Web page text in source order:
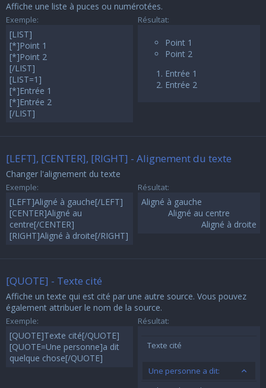
Affiche une liste à puces ou numérotées.
Exemple:
[LIST]
[*]Point 1
[*]Point 2
[/LIST]
[LIST=1]
[*]Entrée 1
[*]Entrée 2
[/LIST]
Résultat:
Point 1
Point 2
Entrée 1
Entrée 2
[LEFT], [CENTER], [RIGHT] - Alignement du texte
Changer l'alignement du texte
Exemple:
[LEFT]Aligné à gauche[/LEFT]
[CENTER]Aligné au
centre[/CENTER]
[RIGHT]Aligné à droite[/RIGHT]
Résultat:
Aligné à gauche​
Aligné au centre​
Aligné à droite​
[QUOTE] - Texte cité
Affiche un texte qui est cité par une autre source. Vous pouvez
également attribuer le nom de la source.
Exemple:
[QUOTE]Texte cité[/QUOTE]
[QUOTE=Une personne]a dit
quelque chose[/QUOTE]
Résultat:
Texte cité
Une personne a dit: